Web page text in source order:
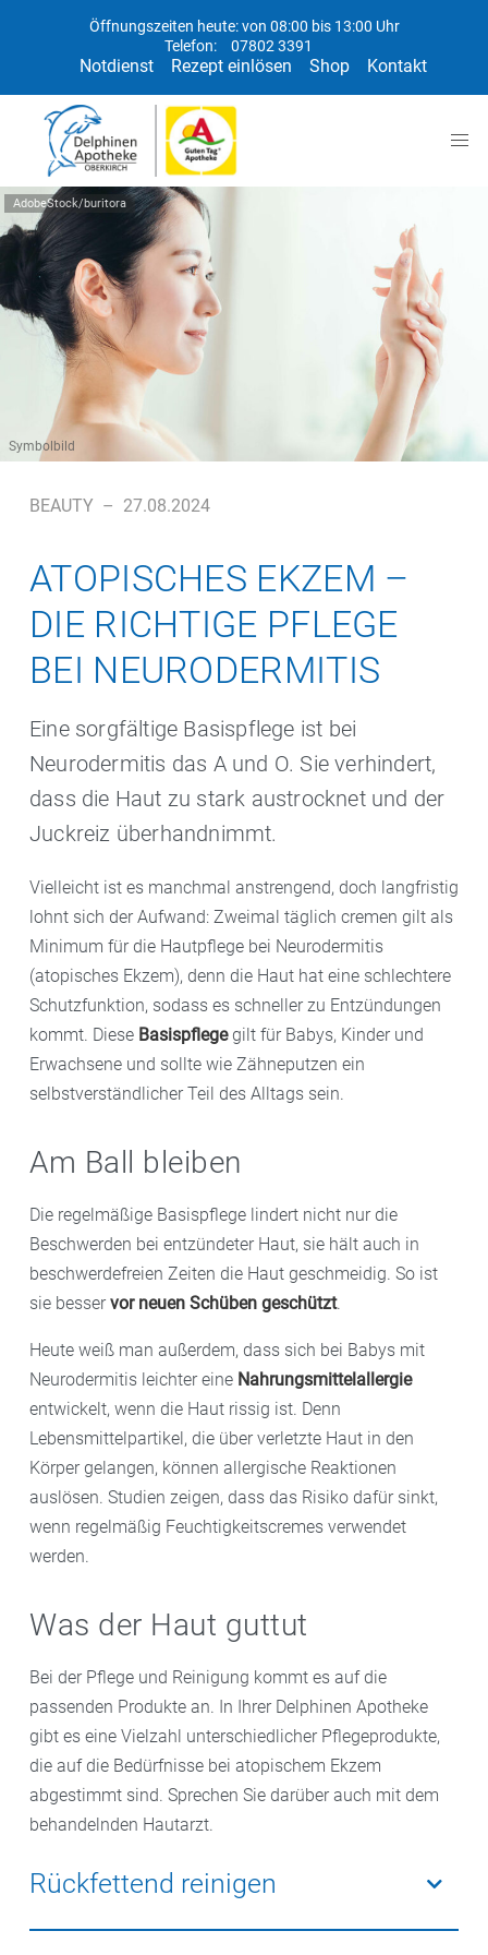
Öffnungszeiten heute: von 08:00 bis 13:00 Uhr
Telefon:
07802 3391
Notdienst Rezept einlösen Shop Kontakt
AdobeStock/buritora
Symbolbild
BEAUTY – 27.08.2024
ATOPISCHES EKZEM –
DIE RICHTIGE PFLEGE
BEI NEURODERMITIS
Eine sorgfältige Basispflege ist bei
Neurodermitis das A und O. Sie verhindert,
dass die Haut zu stark austrocknet und der
Juckreiz überhandnimmt.
Vielleicht ist es manchmal anstrengend, doch langfristig
lohnt sich der Aufwand: Zweimal täglich cremen gilt als
Minimum für die Hautpflege bei Neurodermitis
(atopisches Ekzem), denn die Haut hat eine schlechtere
Schutzfunktion, sodass es schneller zu Entzündungen
kommt. Diese Basispflegegilt für Babys, Kinder und
Erwachsene und sollte wie Zähneputzen ein
selbstverständlicher Teil des Alltags sein.
Am Ball bleiben
Die regelmäßige Basispflege lindert nicht nur die
Beschwerden bei entzündeter Haut, sie hält auch in
beschwerdefreien Zeiten die Haut geschmeidig. So ist
sie besser vor neuen Schüben geschützt.
Heute weiß man außerdem, dass sich bei Babys mit
Neurodermitis leichter eine Nahrungsmittelallergie
entwickelt, wenn die Haut rissig ist. Denn
Lebensmittelpartikel, die über verletzte Haut in den
Körper gelangen, können allergische Reaktionen
auslösen. Studien zeigen, dass das Risiko dafür sinkt,
wenn regelmäßig Feuchtigkeitscremes verwendet
werden.
Was der Haut guttut
Bei der Pflege und Reinigung kommt es auf die
passenden Produkte an. In Ihrer Delphinen Apotheke
gibt es eine Vielzahl unterschiedlicher Pflegeprodukte,
die auf die Bedürfnisse bei atopischem Ekzem
abgestimmt sind. Sprechen Sie darüber auch mit dem
behandelnden Hautarzt.
Rückfettend reinigen
Jedes Waschen entzieht der Haut Fett und